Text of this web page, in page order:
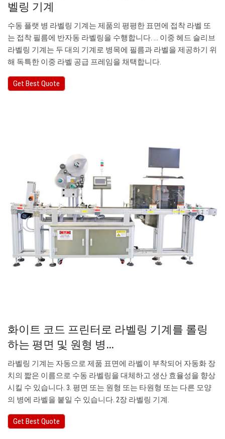
벨링 기계
수동 플랫 병 라벨링 기계는 제품의 평평한 표면에 접착 라벨 또
는 접착 필름에 반자동 라벨링을 수행합니다. … 이중 헤드 슬리브
라벨링 기계는 두 대의 기계로 병목에 필름과 라벨을 제공하기 위
해 독특한 이중 라벨 공급 프레임을 채택합니다.
Get Best Quote
화이트 코드 프린터로 라벨링 기계를 롤링
하는 평면 및 원형 병…
라벨링 기계는 자동으로 제품 표면에 라벨이 부착되어 자동화 장
치의 짧은 이름으로 수동 라벨링을 대체하고 생산 효율성을 향상
시킬 수 있습니다. 3. 평면 또는 원형 또는 타원형 또는 다른 모양
의 병에 라벨을 붙일 수 있습니다. 2장 라벨링 기계.
Get Best Quote